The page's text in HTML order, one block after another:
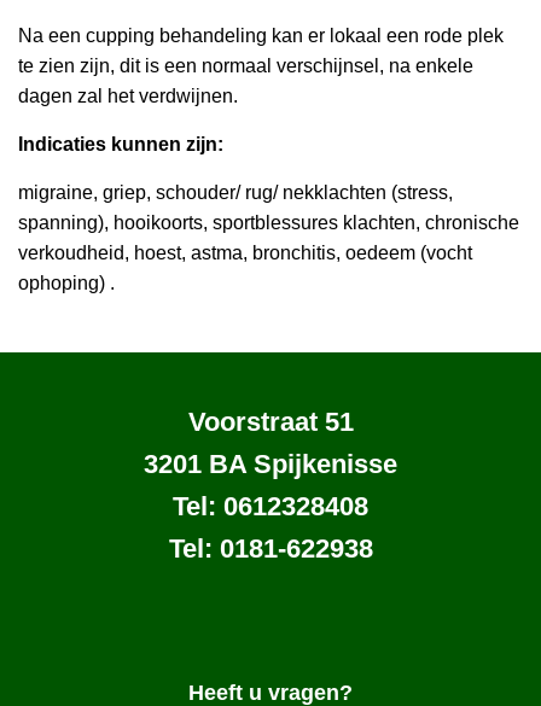
Na een cupping behandeling kan er lokaal een rode plek
te zien zijn, dit is een normaal verschijnsel, na enkele
dagen zal het verdwijnen.
Indicaties kunnen zijn:
migraine, griep, schouder/ rug/ nekklachten (stress,
spanning), hooikoorts, sportblessures klachten, chronische
verkoudheid, hoest, astma, bronchitis, oedeem (vocht
ophoping) .
Voorstraat 51
3201 BA Spijkenisse
Tel: 0612328408
Tel: 0181-622938
Heeft u vragen?